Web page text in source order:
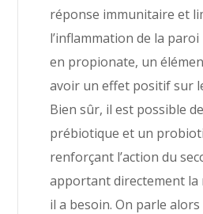
réponse immunitaire et
l’inflammation de la
en propionate, un
avoir un effet positif sur
Bien sûr, il est possible
prébiotique et un
renforçant l’action du
apportant directement
il a besoin. On parle